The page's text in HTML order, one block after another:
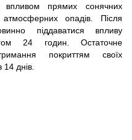
прямих сонячних
опадів. Після
піддаватися впливу
24 годин. Остаточне
покриттям своїх
14 днів.